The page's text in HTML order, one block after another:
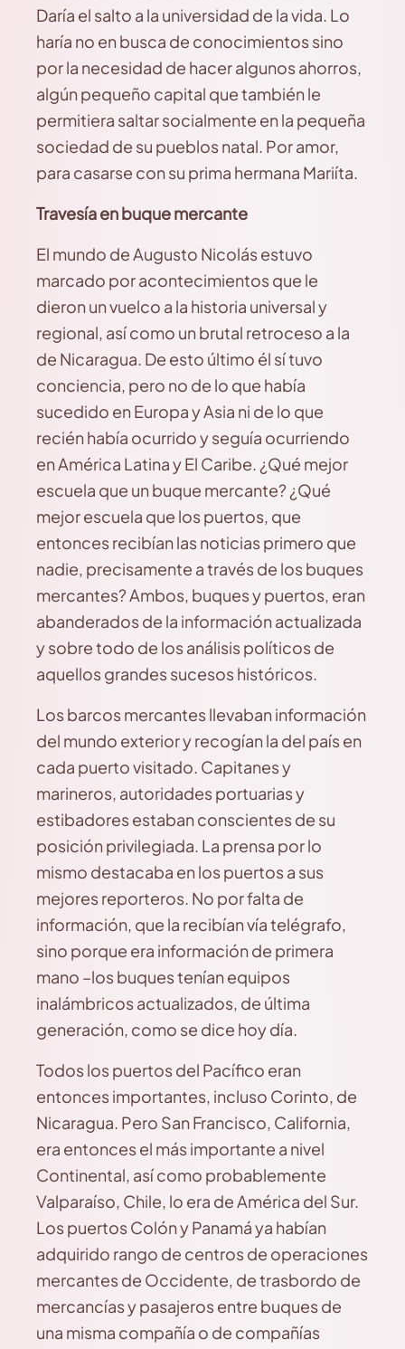
Daría el salto a la universidad de la vida. Lo
haría no en busca de conocimientos sino
por la necesidad de hacer algunos ahorros,
algún pequeño capital que también le
permitiera saltar socialmente en la pequeña
sociedad de su pueblos natal. Por amor,
para casarse con su prima hermana Mariíta.
Travesía en buque mercante
El mundo de Augusto Nicolás estuvo
marcado por acontecimientos que le
dieron un vuelco a la historia universal y
regional, así como un brutal retroceso a la
de Nicaragua. De esto último él sí tuvo
conciencia, pero no de lo que había
sucedido en Europa y Asia ni de lo que
recién había ocurrido y seguía ocurriendo
en América Latina y El Caribe. ¿Qué mejor
escuela que un buque mercante? ¿Qué
mejor escuela que los puertos, que
entonces recibían las noticias primero que
nadie, precisamente a través de los buques
mercantes? Ambos, buques y puertos, eran
abanderados de la información actualizada
y sobre todo de los análisis políticos de
aquellos grandes sucesos históricos.
Los barcos mercantes llevaban información
del mundo exterior y recogían la del país en
cada puerto visitado. Capitanes y
marineros, autoridades portuarias y
estibadores estaban conscientes de su
posición privilegiada. La prensa por lo
mismo destacaba en los puertos a sus
mejores reporteros. No por falta de
información, que la recibían vía telégrafo,
sino porque era información de primera
mano –los buques tenían equipos
inalámbricos actualizados, de última
generación, como se dice hoy día.
Todos los puertos del Pacífico eran
entonces importantes, incluso Corinto, de
Nicaragua. Pero San Francisco, California,
era entonces el más importante a nivel
Continental, así como probablemente
Valparaíso, Chile, lo era de América del Sur.
Los puertos Colón y Panamá ya habían
adquirido rango de centros de operaciones
mercantes de Occidente, de trasbordo de
mercancías y pasajeros entre buques de
una misma compañía o de compañías